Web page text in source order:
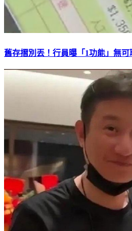
舊存摺別丟！行員曝「1功能」無